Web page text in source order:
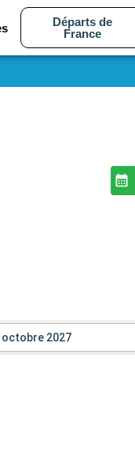
Départs de
France
octobre 2027